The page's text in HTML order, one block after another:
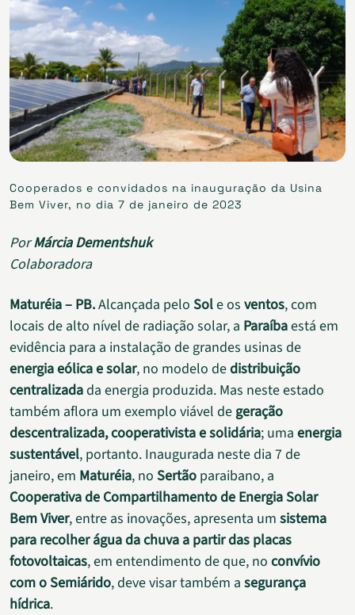
Cooperados e convidados na inauguração da Usina
Bem Viver, no dia 7 de janeiro de 2023
PorMárcia Dementshuk
Colaboradora
Maturéia – PB.Alcançada pelo Sole os ventos, com
locais de alto nível de radiação solar, a Paraíbaestá em
evidência para a instalação de grandes usinas de
energia eólica e solar, no modelo dedistribuição
centralizadada energia produzida. Mas neste estado
também aflora um exemplo viável de geração
descentralizada, cooperativista e solidária; uma energia
sustentável, portanto. Inaugurada neste dia 7 de
janeiro, em Maturéia, no Sertão paraibano, a
Cooperativa de Compartilhamento de Energia Solar
Bem Viver, entre as inovações, apresenta um sistema
para recolher água da chuva a partir das placas
fotovoltaicas, em entendimento de que, no convívio
com o Semiárido, deve visar também a segurança
hídrica.